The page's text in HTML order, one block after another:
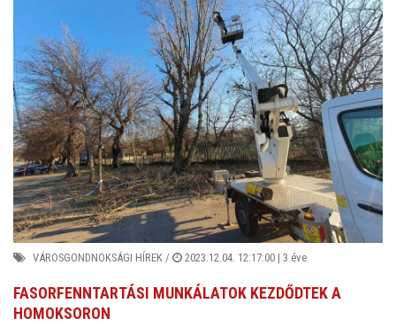
VÁROSGONDNOKSÁGI HÍREK / 2023.12.04. 12:17:00 | 3 éve
FASORFENNTARTÁSI MUNKÁLATOK KEZDŐDTEK A
HOMOKSORON